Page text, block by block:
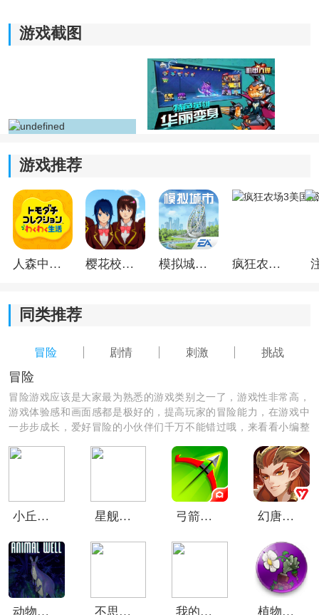
《机甲先锋玩具》游戏特色：
1)通过强化装备来提高自己的战斗力，使机甲在战斗中更
加强大。
2)机甲对决场景炫酷震撼，体验到热血激情的战斗效果。
3)每个时刻都有令人惊艳的亮点和精彩的表现，始终保持
高度的兴奋和期待。
4)冒险和挑战需要玩家具备一定的思维敏捷度，在游戏中
《机甲先锋玩具》游戏测评：
愈发有代入感和乐趣。
的刺激挑战和乐趣。
游戏截图
游戏推荐
人森中文版 樱花校园模拟器1.048.00中文版 模拟城市我是巿长联机版 疯狂农场3美国派19
同类推荐
冒险 剧情 刺激 挑战
冒险
冒险游戏应该是大家最为熟悉的游戏类别之一了，游戏性非常高，
游戏体验感和画面感都是极好的，提高玩家的冒险能力，在游戏中
一步步成长，爱好冒险的小伙伴们千万不能错过哦，来看看小编整
小丘妖怪 星舰纪元手游 弓箭传说小米版 幻唐志洪荒现世
动物井移植版 不思议迷宫华为版 我的火车防御 植物大战僵尸乐pad版